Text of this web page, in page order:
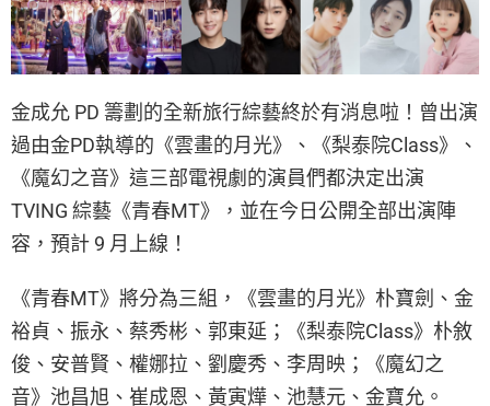
金成允 PD 籌劃的全新旅行綜藝終於有消息啦！曾出演
過由金PD執導的《雲畫的月光》、《梨泰院Class》、
《魔幻之音》這三部電視劇的演員們都決定出演
TVING 綜藝《青春MT》，並在今日公開全部出演陣
容，預計 9 月上線！
《青春MT》將分為三組，《雲畫的月光》朴寶劍、金
裕貞、振永、蔡秀彬、郭東延；《梨泰院Class》朴敘
俊、安普賢、權娜拉、劉慶秀、李周映；《魔幻之
音》池昌旭、崔成恩、黃寅燁、池慧元、金寶允。